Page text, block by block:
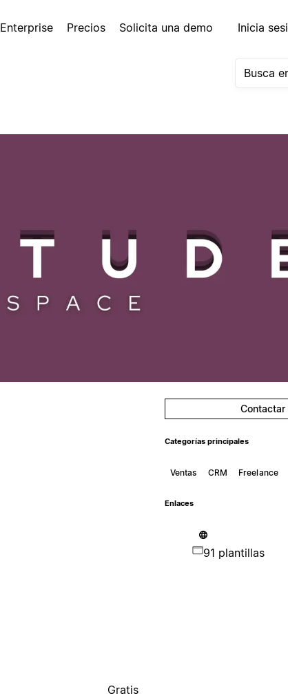
Enterprise Precios Solicita una demo Inicia
Contactar
Categorías principales
Ventas CRM Freelance
Enlaces
91 plantillas
Gratis